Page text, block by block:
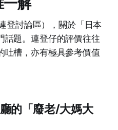
一解
登討論區），關於「日本
話題。連登仔的評價往往
吐槽，亦有極具參考價值
的「廢老/大媽大